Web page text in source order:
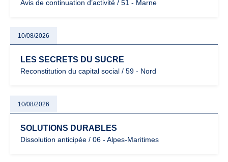
Avis de continuation d’activité / 51 - Marne
10/08/2026
LES SECRETS DU SUCRE
Reconstitution du capital social / 59 - Nord
10/08/2026
SOLUTIONS DURABLES
Dissolution anticipée / 06 - Alpes-Maritimes